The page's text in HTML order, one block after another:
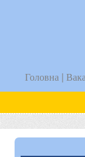
Головна |